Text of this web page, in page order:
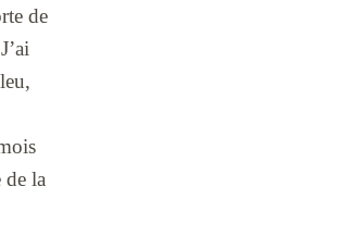
de
de la